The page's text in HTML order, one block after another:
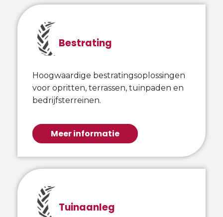
Bestrating
Hoogwaardige bestratingsoplossingen
voor opritten, terrassen, tuinpaden en
bedrijfsterreinen.
Meer informatie
Tuinaanleg